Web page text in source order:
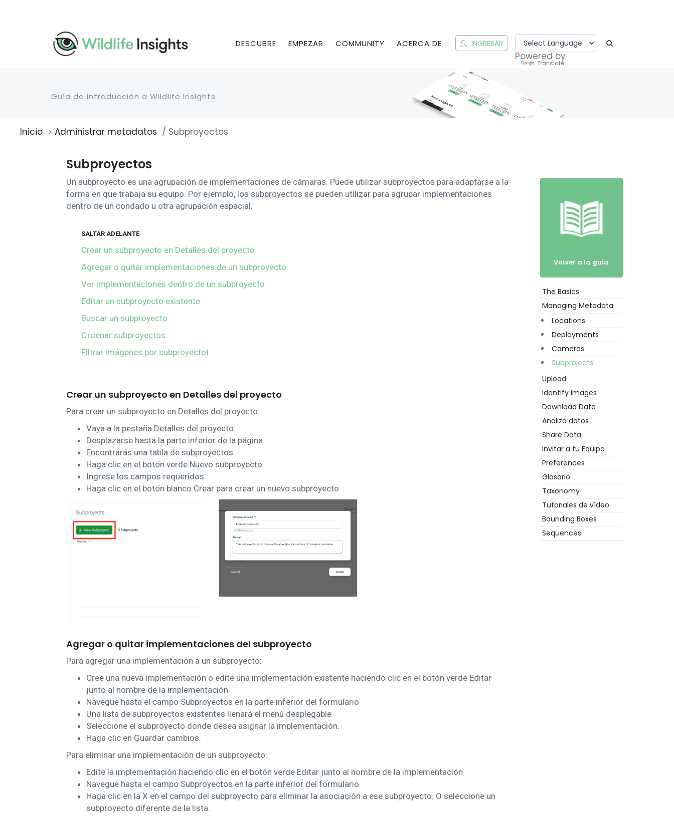
DESCUBRE EMPEZAR COMMUNITY ACERCA DE INGRESAR
Powered by
Translate
Guía de introducción a Wildlife Insights
Sobrescribir
Inicio Administrar metadatos Subproyectos
Subproyectos
Un subproyecto es una agrupación de implementaciones de cámaras. Puede utilizar subproyectos para adaptarse a la
forma en que trabaja su equipo. Por ejemplo, los subproyectos se pueden utilizar para agrupar implementaciones
dentro de un condado u otra agrupación espacial.
SALTAR ADELANTE
Crear un subproyecto en Detalles del proyecto
Agregar o quitar implementaciones de un subproyecto
Ver implementaciones dentro de un subproyecto
Editar un subproyecto existente
Buscar un subproyecto
Ordenar subproyectos
Filtrar imágenes por subproyectot
Crear un subproyecto en Detalles del proyecto
Para crear un subproyecto en Detalles del proyecto:
Vaya a la pestaña Detalles del proyecto
Desplazarse hasta la parte inferior de la página
Encontrarás una tabla de subproyectos.
Haga clic en el botón verde Nuevo subproyecto
Ingrese los campos requeridos
Haga clic en el botón blanco Crear para crear un nuevo subproyecto
Agregar o quitar implementaciones del subproyecto
Para agregar una implementación a un subproyecto:
Cree una nueva implementación o edite una implementación existente haciendo clic en el botón verde Editar
junto al nombre de la implementación
Navegue hasta el campo Subproyectos en la parte inferior del formulario
Una lista de subproyectos existentes llenará el menú desplegable
Seleccione el subproyecto donde desea asignar la implementación.
Haga clic en Guardar cambios.
Para eliminar una implementación de un subproyecto:
Edite la implementación haciendo clic en el botón verde Editar junto al nombre de la implementación
Navegue hasta el campo Subproyectos en la parte inferior del formulario
Haga clic en la X en el campo del subproyecto para eliminar la asociación a ese subproyecto. O seleccione un
subproyecto diferente de la lista.
Volver a la guía
Empezar
The Basics
Managing Metadata
Locations
Deployments
Cameras
Subprojects
Upload
Identify images
Download Data
Analiza datos
Share Data
Invitar a tu Equipo
Preferences
Glosario
Taxonomy
Tutoriales de vídeo
Bounding Boxes
Sequences